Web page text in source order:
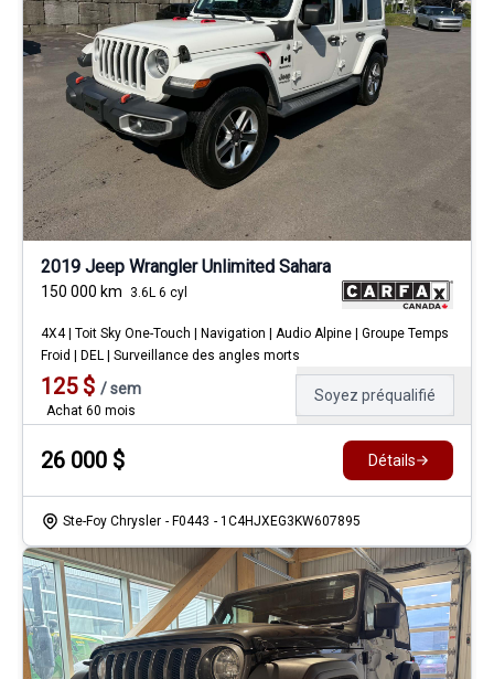
2019 Jeep Wrangler Unlimited Sahara
150 000 km 3.6L 6 cyl
4X4 | Toit Sky One-Touch | Navigation | Audio Alpine | Groupe Temps
Froid | DEL | Surveillance des angles morts
125$ /sem
Achat 60 mois
Soyez préqualifié
26 000 $ Détails
Ste-Foy Chrysler - F0443 - 1C4HJXEG3KW607895